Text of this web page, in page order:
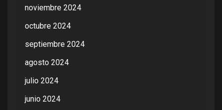
noviembre 2024
octubre 2024
septiembre 2024
agosto 2024
julio 2024
junio 2024